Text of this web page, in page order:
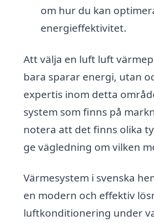
om hur du kan
energieffektivitet.
Att välja en luft luft
bara sparar energi, utan
expertis inom detta
system som finns på
notera att det finns olika
ge vägledning om vilken
Värmesystem i svenska
en modern och effektiv
luftkonditionering under